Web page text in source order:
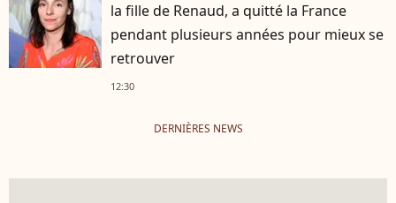
la fille de Renaud, a quitté la France
pendant plusieurs années pour mieux se
retrouver
12:30
DERNIÈRES NEWS